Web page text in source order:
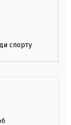
спорту